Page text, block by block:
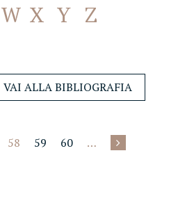
W X Y Z
VAI ALLA BIBLIOGRAFIA
58 59 60 …